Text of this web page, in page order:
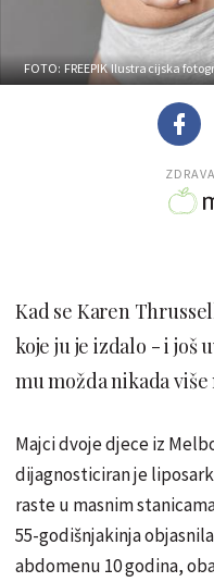
FOTO: FREEPIKIlustracijska
Kad se Karen
koje ju je izdalo - i još
mu možda nikada
Majci dvoje djece iz
dijagnosticiran je
raste u masnim
55-godišnjakinja
abdomenu 10 godina,